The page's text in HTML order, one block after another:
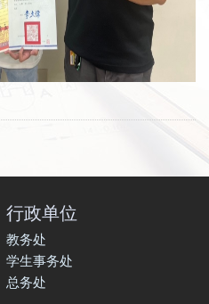
行政单位
教务处
学生事务处
总务处